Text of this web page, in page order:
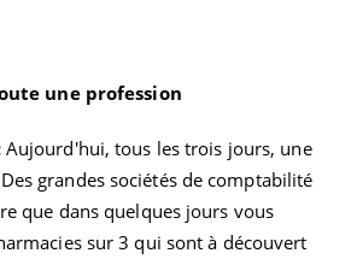
une profession
Aujourd'hui, tous les trois jours, une
grandes sociétés de comptabilité
que dans quelques jours vous
sur 3 qui sont à découvert